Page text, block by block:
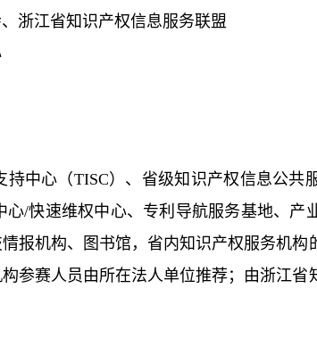
浙江省知识产权信息服务联盟
持中心（TISC）、省级知识产权信息公共
心/快速维权中心、专利导航服务基地、产
报机构、图书馆，省内知识产权服务机
参赛人员由所在法人单位推荐；由浙江